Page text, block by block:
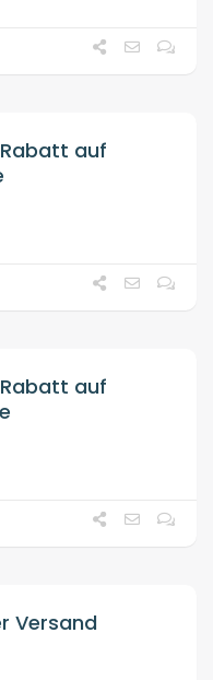
Rabatt auf
Rabatt auf
Versand